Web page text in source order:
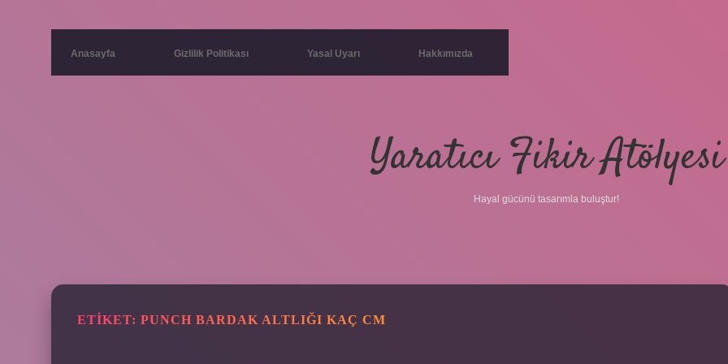
Anasayfa Gizlilik Politikası Yasal Uyarı Hakkımızda
Yaratıcı Fikir Atölyesi
Hayal gücünü tasarımla buluştur!
ETIKET: PUNCH BARDAK ALTLIĞI KAÇ CM